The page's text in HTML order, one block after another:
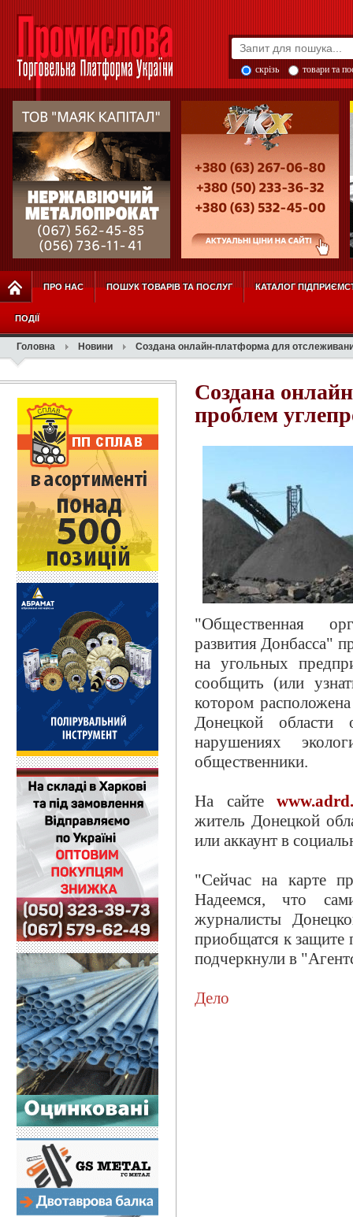
скрізь товари та
ПРО НАС ПОШУК ТОВАРІВ ТА ПОСЛУГ КАТАЛОГ
ПОДІЇ
Головна Новини Создана онлайн-платформа для
Создана
проблем
"Общественная
развития Донбасса"
на угольных
сообщить (или
котором
Донецкой
нарушениях
общественники.
На сайте
житель Донецкой
или аккаунт в
"Сейчас на карте
Надеемся, что
журналисты
приобщатся к защите
подчеркнули в
Дело